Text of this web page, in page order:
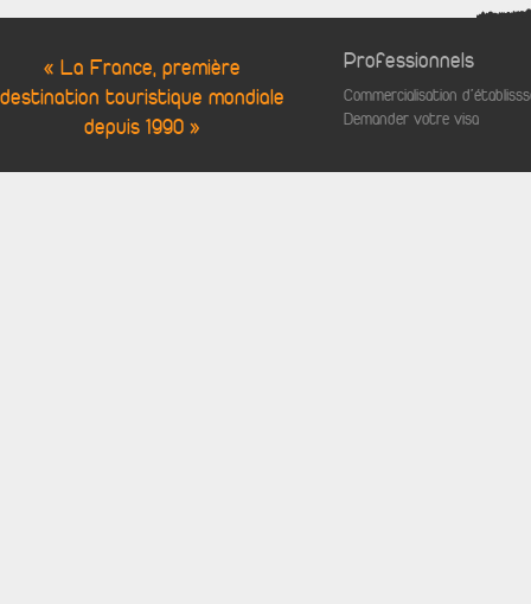
« La France, première
destination touristique mondiale
depuis 1990 »
Professionnels
Commercialisation
Demander votre visa